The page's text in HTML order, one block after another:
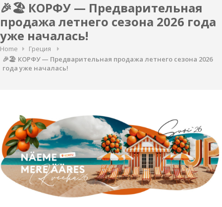
🎉🏖️ КОРФУ — Предварительная
продажа летнего сезона 2026 года
уже началась!
Home
Греция
🎉🏖️ КОРФУ — Предварительная продажа летнего сезона 2026
года уже началась!